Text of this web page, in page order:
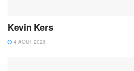
Kevin Kers
4 AOÛT 2026